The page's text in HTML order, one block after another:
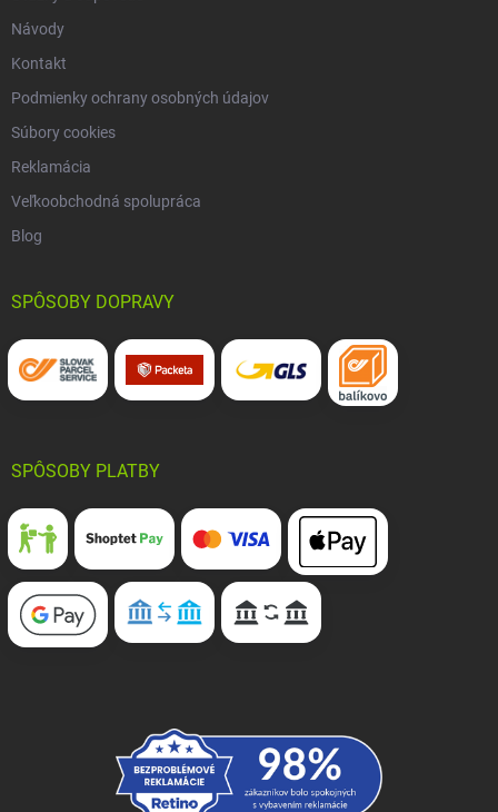
Návody
Kontakt
Podmienky ochrany osobných údajov
Súbory cookies
Reklamácia
Veľkoobchodná spolupráca
Blog
SPÔSOBY DOPRAVY
SPÔSOBY PLATBY